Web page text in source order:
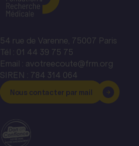
54 rue de Varenne, 75007 Paris
Tél : 01 44 39 75 75
Email : avotreecoute@frm.org
SIREN : 784 314 064
Nous contacter par mail